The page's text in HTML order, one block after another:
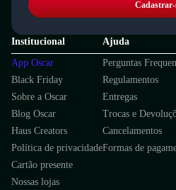
Cadastrar-
Institucional
App Oscar
Black Friday
Sobre a Oscar
Blog Oscar
Haus Creators
Política de privacidade
Cartão presente
Nossas lojas
Ajuda
Perguntas
Regulamentos
Entregas
Trocas e
Cancelamentos
Formas de